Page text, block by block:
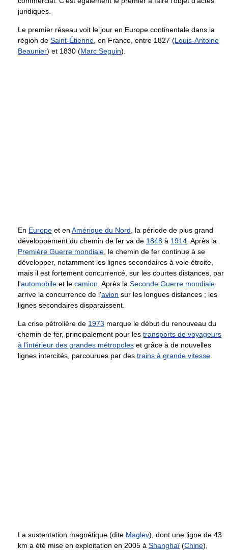
juridiques.
Le premier réseau voit le jour en Europe continentale dans la
région de Saint-Étienne , en France, entre 1827 (Louis-Antoine
Beaunier) et 1830 (Marc Seguin).
En Europe et en Amérique du Nord , la période de plus grand
développement du chemin de fer va de 1848 à 1914 . Après la
Première Guerre mondiale , le chemin de fer continue à se
développer, notamment les lignes secondaires à voie étroite,
mais il est fortement concurrencé, sur les courtes distances, par
l'automobile et le camion . Après la Seconde Guerre mondiale
arrive la concurrence de l'avion sur les longues distances ; les
lignes secondaires disparaissent.
La crise pétrolière de 1973 marque le début du renouveau du
chemin de fer, principalement pour les transports de voyageurs
à l'intérieur des grandes métropoles et grâce à de nouvelles
lignes intercités, parcourues par des trains à grande vitesse
La sustentation magnétique (dite Maglev), dont une ligne de 43
km a été mise en exploitation en 2005 à Shanghaï (Chine),